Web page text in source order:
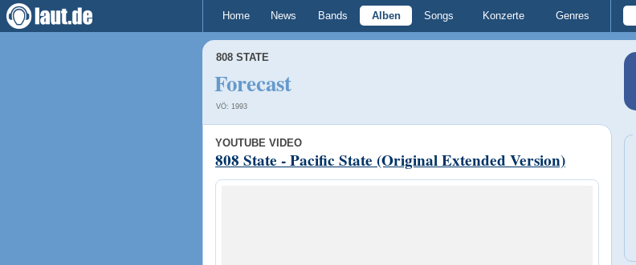
Home News Bands Alben Songs Konzerte Genres
808 STATE
Forecast
VÖ: 1993
YOUTUBE VIDEO
808 State - Pacific State (Original Extended Version)